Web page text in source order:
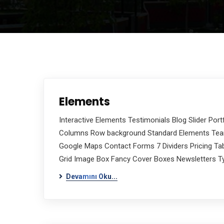
Elements
Interactive Elements Testimonials Blog Slider
Columns Row background Standard Elements
Google Maps Contact Forms 7 Dividers Pricing
Grid Image Box Fancy Cover Boxes Newsletters
Devamını Oku...